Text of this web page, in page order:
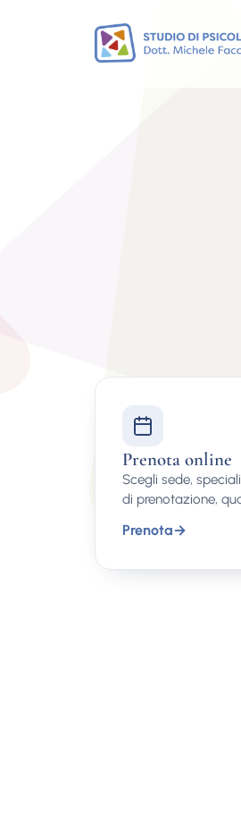
Prenota online
Scegli sede,
di prenotazione,
Prenota→